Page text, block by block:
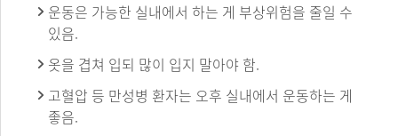
운동은 가능한 실내에서 하는 게 부상위험을 줄일 수
있음.
옷을 겹쳐 입되 많이 입지 말아야 함.
고혈압 등 만성병 환자는 오후 실내에서 운동하는 게
좋음.